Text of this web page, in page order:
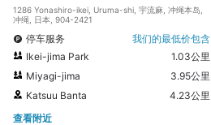
1286 Yonashiro-ikei, Uruma-shi, 宇流麻, 冲绳本岛,
冲绳, 日本, 904-2421
停车服务
我们的最低价包含
Ikei-jima Park
1.03公里
Miyagi-jima
3.95公里
Katsuu Banta
4.23公里
查看附近